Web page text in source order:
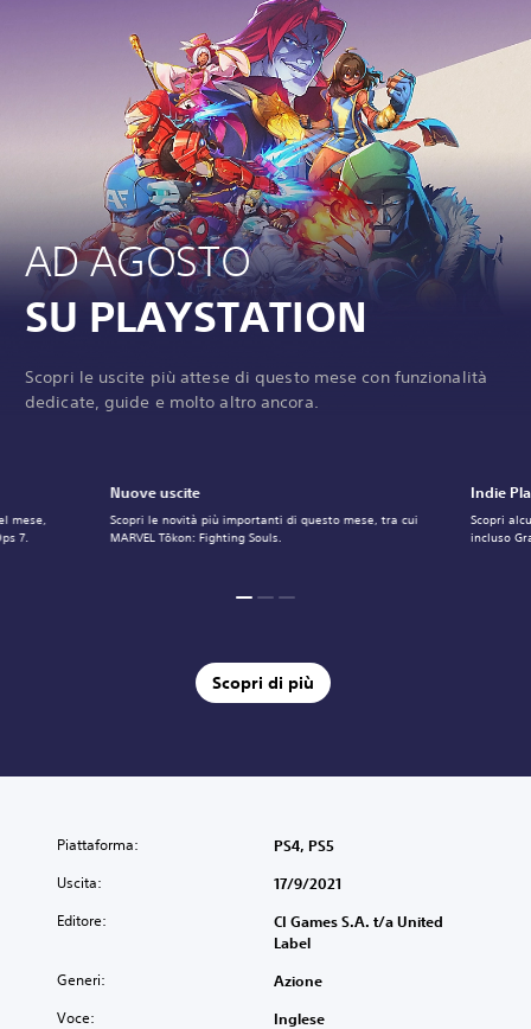
AD AGOSTO
SU PLAYSTATION
Scopri le uscite più attese di questo mese con funzionalità
dedicate, guide e molto altro ancora.
Nuove uscite
Scopri le novità più importanti di questo mese, tra cui
MARVEL Tōkon: Fighting Souls.
Indie
Scopri
incluso
mese,
7.
Scopri di più
Piattaforma: PS4, PS5
Uscita: 17/9/2021
Editore:
CI Games S.A. t/a United
Label
Generi: Azione
Voce: Inglese